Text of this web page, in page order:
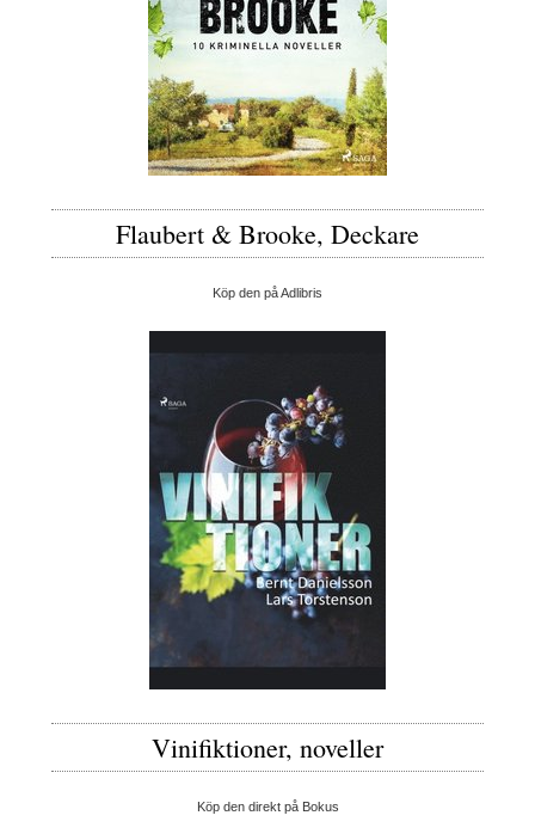
Flaubert & Brooke, Deckare
Köp den på Adlibris
Vinifiktioner, noveller
Köp den direkt på Bokus